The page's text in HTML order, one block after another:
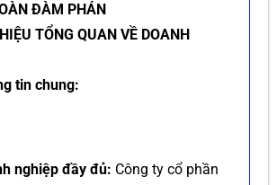
ĐÀM PHÁN
TỔNG QUAN VỀ DOANH
tin chung:
nghiệp đầy đủ: Công ty cổ phần